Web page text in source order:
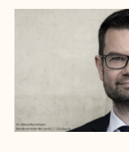
Rechtsetzung:
Bundesregierung
Jahresbericht
(Pressemeldung
des